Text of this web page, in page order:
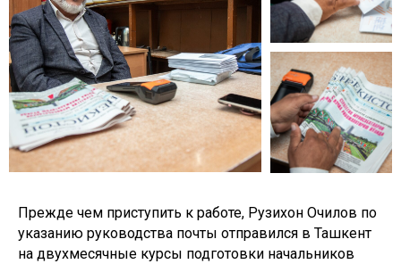
Прежде чем приступить к работе, Рузихон Очилов по
указанию руководства почты отправился в Ташкент
на двухмесячные курсы подготовки начальников